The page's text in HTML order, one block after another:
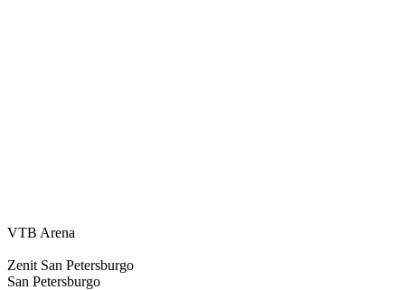
VTB Arena
Zenit San Petersburgo
San Petersburgo